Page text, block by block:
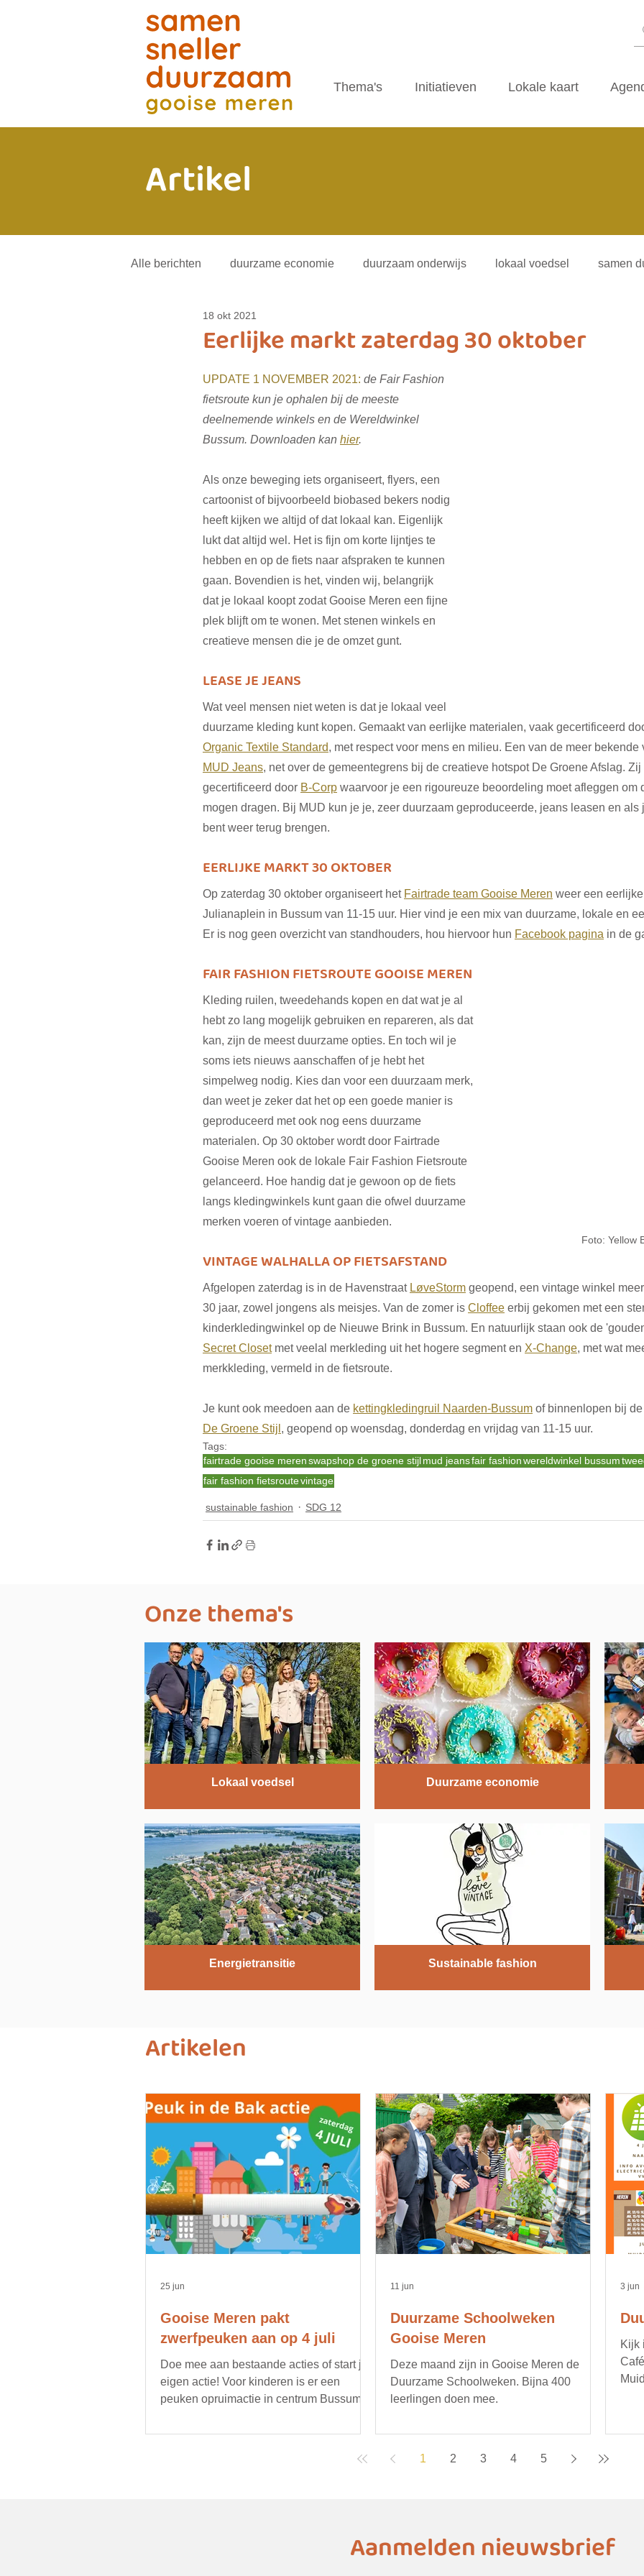
Thema's Initiatieven Lokale kaart
Artikel
Alle berichten duurzame economie duurzaam onderwijs lokaal voedsel samen
energietransitie
biodiversiteit sustainable fashion vliegwielgroep
SDG 8 SDG 9 SDG 10
SDG 17
Eerlijke markt zaterdag 30 oktober
18 okt 2021
UPDATE 1 NOVEMBER 2021: de Fair Fashion
fietsroute kun je ophalen bij de meeste
deelnemende winkels en de Wereldwinkel
Bussum. Downloaden kan hier.
Als onze beweging iets organiseert, flyers, een
cartoonist of bijvoorbeeld biobased bekers nodig
heeft kijken we altijd of dat lokaal kan. Eigenlijk
lukt dat altijd wel. Het is fijn om korte lijntjes te
hebben en op de fiets naar afspraken te kunnen
gaan. Bovendien is het, vinden wij, belangrijk
dat je lokaal koopt zodat Gooise Meren een fijne
plek blijft om te wonen. Met stenen winkels en
creatieve mensen die je de omzet gunt.
LEASE JE JEANS
Wat veel mensen niet weten is dat je lokaal veel
duurzame kleding kunt kopen. Gemaakt van eerlijke materialen, vaak gecertificeerd
Organic Textile Standard, met respect voor mens en milieu. Een van de meer bekende
MUD Jeans, net over de gemeentegrens bij de creatieve hotspot De Groene Afslag.
gecertificeerd door B-Corp waarvoor je een rigoureuze beoordeling moet afleggen om
mogen dragen. Bij MUD kun je je, zeer duurzaam geproduceerde, jeans leasen en als
bent weer terug brengen.
EERLIJKE MARKT 30 OKTOBER
Op zaterdag 30 oktober organiseert het Fairtrade team Gooise Meren weer een
Julianaplein in Bussum van 11-15 uur. Hier vind je een mix van duurzame, lokale en
Er is nog geen overzicht van standhouders, hou hiervoor hun Facebook pagina in de
Foto: Yellow
FAIR FASHION FIETSROUTE GOOISE MEREN
Kleding ruilen, tweedehands kopen en dat wat je al
hebt zo lang mogelijk gebruiken en repareren, als dat
kan, zijn de meest duurzame opties. En toch wil je
soms iets nieuws aanschaffen of je hebt het
simpelweg nodig. Kies dan voor een duurzaam merk,
dan weet je zeker dat het op een goede manier is
geproduceerd met ook nog eens duurzame
materialen. Op 30 oktober wordt door Fairtrade
Gooise Meren ook de lokale Fair Fashion Fietsroute
gelanceerd. Hoe handig dat je gewoon op de fiets
langs kledingwinkels kunt gaan die ofwel duurzame
merken voeren of vintage aanbieden.
VINTAGE WALHALLA OP FIETSAFSTAND
Afgelopen zaterdag is in de Havenstraat LøveStorm geopend, een vintage winkel
30 jaar, zowel jongens als meisjes. Van de zomer is Cloffee erbij gekomen met een
kinderkledingwinkel op de Nieuwe Brink in Bussum. En natuurlijk staan ook de
Secret Closet met veelal merkleding uit het hogere segment en X-Change, met wat
merkkleding, vermeld in de fietsroute.
Je kunt ook meedoen aan de kettingkledingruil Naarden-Bussum of binnenlopen bij de
De Groene Stijl , geopend op woensdag, donderdag en vrijdag van 11-15 uur.
Tags:
fairtrade gooise merenswapshop de groene stijlmud jeansfair fashionwereldwinkel bussum
fair fashion fietsroutevintage
sustainable fashion SDG 12
Onze thema's
Lokaal voedsel Duurzame economie
Energietransitie Sustainable fashion
Artikelen
Gooise Meren pakt
zwerfpeuken aan op 4 juli
Doe mee aan bestaande acties of start je
eigen actie! Voor kinderen is er een
peuken opruimactie in centrum Bussum.
25 jun
Duurzame Schoolweken
Gooise Meren
Deze maand zijn in Gooise Meren de
Duurzame Schoolweken. Bijna 400
leerlingen doen mee.
11 jun
Kijk
3 jun
1 2 3 4 5
Aanmelden nieuwsbrief